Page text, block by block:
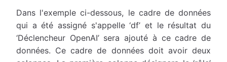
Dans l'exemple ci-dessous, le cadre de données
qui a été assigné s'appelle ‘df’ et le résultat du
‘Déclencheur OpenAI’ sera ajouté à ce cadre de
données. Ce cadre de données doit avoir deux